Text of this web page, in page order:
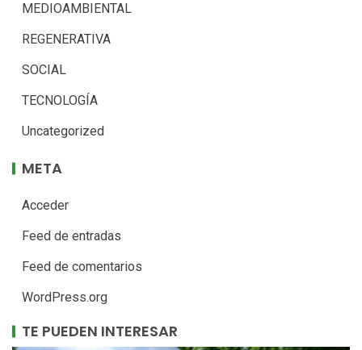
MEDIOAMBIENTAL
REGENERATIVA
SOCIAL
TECNOLOGÍA
Uncategorized
META
Acceder
Feed de entradas
Feed de comentarios
WordPress.org
TE PUEDEN INTERESAR